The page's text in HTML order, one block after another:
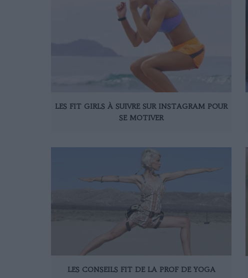
LES FIT GIRLS À SUIVRE SUR INSTAGRAM POUR
SE MOTIVER
LES CONSEILS FIT DE LA PROF DE YOGA